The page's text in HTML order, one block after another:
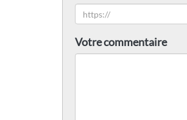
Votre commentaire